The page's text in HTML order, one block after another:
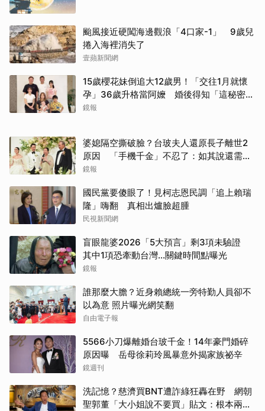
颱風接近硬闖海邊觀浪「4口家-1」 9歲兒
捲入海裡消失了
壹蘋新聞網
15歲櫻花妹倒追大12歲男！「交往1月就懷
孕」36歲升格當阿嬤 婚後得知「這秘密」
傻眼了
鏡報
婆媳隔空撕破臉？台玻夫人還原長子離世2
原因 「手機千金」不忍了：如其說還需要
離開嗎？
鏡報
國民黨要傻眼了！見柯志恩民調「追上賴瑞
隆」嗨翻 真相出爐臉超腫
民視新聞網
盲眼龍婆2026「5大預言」剩3項未驗證
其中1項恐牽動台灣...關鍵時間點曝光
鏡報
誰那麼大膽？近身賴總統一旁特勤人員卻不
以為意 照片曝光網笑翻
自由電子報
5566小刀爆離婚台玻千金！14年豪門婚碎
原因曝 岳母徐莉玲風暴意外揭家族祕辛
鏡週刊
洗記憶？慈濟買BNT遭詐綠狂轟在野 網朝
聖郭董「大小姐說不要買」貼文：根本兩碼